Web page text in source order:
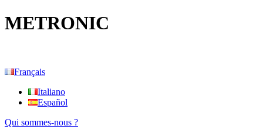
METRONIC
Français
Italiano
Español
Qui sommes-nous ?